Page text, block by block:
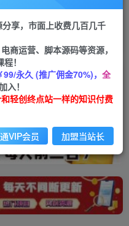
APP下载
Down
享，市面上收费几百几千
商运营、脚本源码等资源，
！
永久 (推广佣金70%)， 全
入！
轻创终点站一样的知识付费
VIP会员 加盟当站长